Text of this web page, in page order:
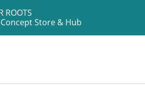
ROOTS
Store & Hub